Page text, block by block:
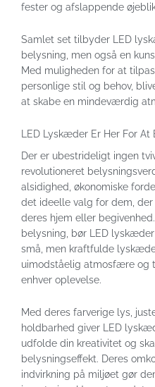
fester og afslappende
Samlet set tilbyder LED
belysning, men også en
Med muligheden for at
personlige stil og behov,
at skabe en mindeværdig
LED Lyskæder Er Her For At
Der er ubestrideligt ingen
revolutioneret
alsidighed, økonomiske
det ideelle valg for dem,
deres hjem eller
belysning, bør LED
små, men kraftfulde
uimodståelig atmosfære og
enhver oplevelse.
Med deres farverige lys,
holdbarhed giver LED
udfolde din kreativitet og
belysningseffekt. Deres
indvirkning på miljøet gør